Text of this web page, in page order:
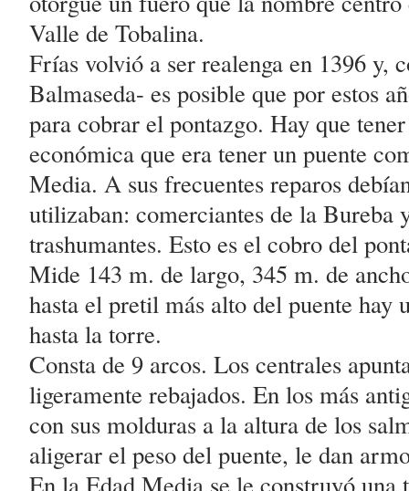
Valle de Tobalina.
Frías volvió a ser realenga en 1396 y,
Balmaseda- es posible que por estos
para cobrar el pontazgo. Hay que
económica que era tener un puente
Media. A sus frecuentes reparos
utilizaban: comerciantes de la Bureba
trashumantes. Esto es el cobro del
Mide 143 m. de largo, 345 m. de
hasta el pretil más alto del puente hay
hasta la torre.
Consta de 9 arcos. Los centrales
ligeramente rebajados. En los más
con sus molduras a la altura de los
aligerar el peso del puente, le dan
En la Edad Media se le construyó una